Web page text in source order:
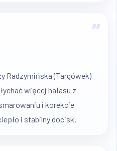
“
Radzymińska (Targówek)
więcej hałasu z
i korekcie
i stabilny docisk.